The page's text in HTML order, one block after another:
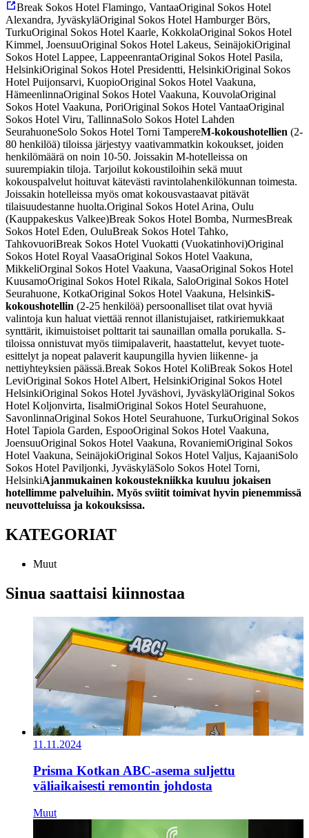
Break Sokos Hotel Flamingo, VantaaOriginal Sokos Hotel
Alexandra, JyväskyläOriginal Sokos Hotel Hamburger Börs,
TurkuOriginal Sokos Hotel Kaarle, KokkolaOriginal Sokos Hotel
Kimmel, JoensuuOriginal Sokos Hotel Lakeus, SeinäjokiOriginal
Sokos Hotel Lappee, LappeenrantaOriginal Sokos Hotel Pasila,
HelsinkiOriginal Sokos Hotel Presidentti, HelsinkiOriginal Sokos
Hotel Puijonsarvi, KuopioOriginal Sokos Hotel Vaakuna,
HämeenlinnaOriginal Sokos Hotel Vaakuna, KouvolaOriginal
Sokos Hotel Vaakuna, PoriOriginal Sokos Hotel VantaaOriginal
Sokos Hotel Viru, TallinnaSolo Sokos Hotel Lahden
SeurahuoneSolo Sokos Hotel Torni TampereM-kokoushotellien (2-
80 henkilöä) tiloissa järjestyy vaativammatkin kokoukset, joiden
henkilömäärä on noin 10-50. Joissakin M-hotelleissa on
suurempiakin tiloja. Tarjoilut kokoustiloihin sekä muut
kokouspalvelut hoituvat kätevästi ravintolahenkilökunnan toimesta.
Joissakin hotelleissa myös omat kokousvastaavat pitävät
tilaisuudestanne huolta.Original Sokos Hotel Arina, Oulu
(Kauppakeskus Valkee)Break Sokos Hotel Bomba, NurmesBreak
Sokos Hotel Eden, OuluBreak Sokos Hotel Tahko,
TahkovuoriBreak Sokos Hotel Vuokatti (Vuokatinhovi)Original
Sokos Hotel Royal VaasaOriginal Sokos Hotel Vaakuna,
MikkeliOrginal Sokos Hotel Vaakuna, VaasaOriginal Sokos Hotel
KuusamoOriginal Sokos Hotel Rikala, SaloOriginal Sokos Hotel
Seurahuone, KotkaOriginal Sokos Hotel Vaakuna, HelsinkiS-
kokoushotellin (2-25 henkilöä) persoonalliset tilat ovat hyviä
valintoja kun haluat viettää rennot illanistujaiset, ratkiriemukkaat
synttärit, ikimuistoiset polttarit tai saunaillan omalla porukalla. S-
tiloissa onnistuvat myös tiimipalaverit, haastattelut, kevyet tuote-
esittelyt ja nopeat palaverit kaupungilla hyvien liikenne- ja
nettiyhteyksien päässä.Break Sokos Hotel KoliBreak Sokos Hotel
LeviOriginal Sokos Hotel Albert, HelsinkiOriginal Sokos Hotel
HelsinkiOriginal Sokos Hotel Jyväshovi, JyväskyläOriginal Sokos
Hotel Koljonvirta, IisalmiOriginal Sokos Hotel Seurahuone,
SavonlinnaOriginal Sokos Hotel Seurahuone, TurkuOriginal Sokos
Hotel Tapiola Garden, EspooOriginal Sokos Hotel Vaakuna,
JoensuuOriginal Sokos Hotel Vaakuna, RovaniemiOriginal Sokos
Hotel Vaakuna, SeinäjokiOriginal Sokos Hotel Valjus, KajaaniSolo
Sokos Hotel Paviljonki, JyväskyläSolo Sokos Hotel Torni,
HelsinkiAjanmukainen kokoustekniikka kuuluu jokaisen
hotellimme palveluihin. Myös sviitit toimivat hyvin pienemmissä
neuvotteluissa ja kokouksissa.
KATEGORIAT
Muut
Sinua saattaisi kiinnostaa
11.11.2024
Prisma Kotkan ABC-asema suljettu
väliaikaisesti remontin johdosta
Muut